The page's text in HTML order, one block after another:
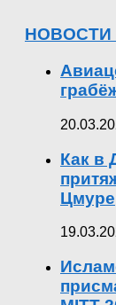
НОВОСТИ
Как в
Цмуре